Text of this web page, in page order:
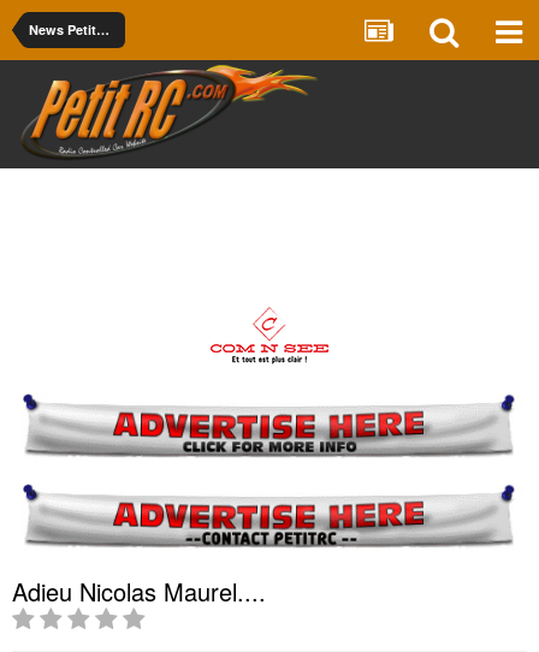
News PetitRC
Adieu Nicolas Maurel....